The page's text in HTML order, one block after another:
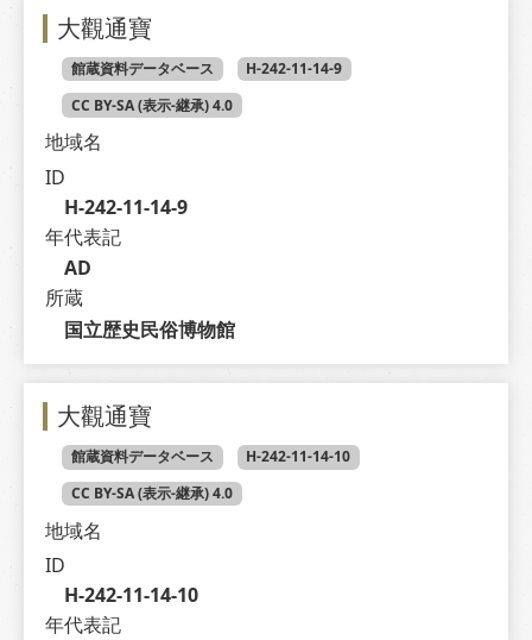
大觀通寶
館蔵資料データベース
H-242-11-14-9
CC BY-SA (表示-継承) 4.0
地域名
ID
H-242-11-14-9
年代表記
AD
所蔵
国立歴史民俗博物館
大觀通寶
館蔵資料データベース
H-242-11-14-10
CC BY-SA (表示-継承) 4.0
地域名
ID
H-242-11-14-10
年代表記